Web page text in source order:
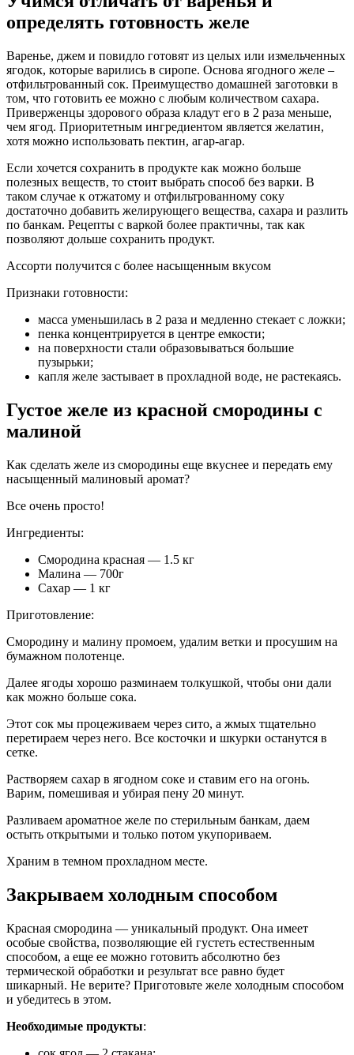
определять готовность желе
Варенье, джем и повидло готовят из целых или измельченных
ягодок, которые варились в сиропе. Основа ягодного желе –
отфильтрованный сок. Преимущество домашней заготовки в
том, что готовить ее можно с любым количеством сахара.
Приверженцы здорового образа кладут его в 2 раза меньше,
чем ягод. Приоритетным ингредиентом является желатин,
хотя можно использовать пектин, агар-агар.
Если хочется сохранить в продукте как можно больше
полезных веществ, то стоит выбрать способ без варки. В
таком случае к отжатому и отфильтрованному соку
достаточно добавить желирующего вещества, сахара и разлить
по банкам. Рецепты с варкой более практичны, так как
позволяют дольше сохранить продукт.
Ассорти получится с более насыщенным вкусом
Признаки готовности:
масса уменьшилась в 2 раза и медленно стекает с ложки;
пенка концентрируется в центре емкости;
на поверхности стали образовываться большие
пузырьки;
капля желе застывает в прохладной воде, не растекаясь.
Густое желе из красной смородины с
малиной
Как сделать желе из смородины еще вкуснее и передать ему
насыщенный малиновый аромат?
Все очень просто!
Ингредиенты:
Смородина красная — 1.5 кг
Малина — 700г
Сахар — 1 кг
Приготовление:
Смородину и малину промоем, удалим ветки и просушим на
бумажном полотенце.
Далее ягоды хорошо разминаем толкушкой, чтобы они дали
как можно больше сока.
Этот сок мы процеживаем через сито, а жмых тщательно
перетираем через него. Все косточки и шкурки останутся в
сетке.
Растворяем сахар в ягодном соке и ставим его на огонь.
Варим, помешивая и убирая пену 20 минут.
Разливаем ароматное желе по стерильным банкам, даем
остыть открытыми и только потом укупориваем.
Храним в темном прохладном месте.
Закрываем холодным способом
Красная смородина — уникальный продукт. Она имеет
особые свойства, позволяющие ей густеть естественным
способом, а еще ее можно готовить абсолютно без
термической обработки и результат все равно будет
шикарный. Не верите? Приготовьте желе холодным способом
и убедитесь в этом.
Необходимые продукты: